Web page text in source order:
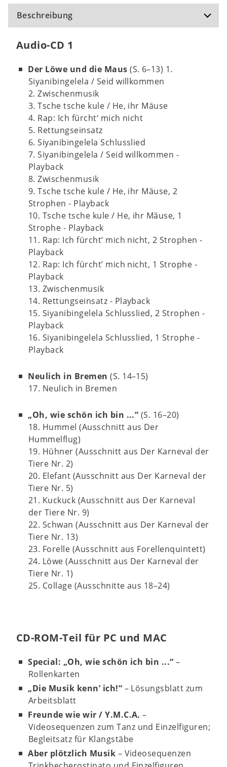
Beschreibung
Audio-CD 1
Der Löwe und die Maus (S. 6–13) 1.
Siyanibingelela / Seid willkommen
2. Zwischenmusik
3. Tsche tsche kule / He, ihr Mäuse
4. Rap: Ich fürcht‘ mich nicht
5. Rettungseinsatz
6. Siyanibingelela Schlusslied
7. Siyanibingelela / Seid willkommen -
Playback
8. Zwischenmusik
9. Tsche tsche kule / He, ihr Mäuse, 2
Strophen - Playback
10. Tsche tsche kule / He, ihr Mäuse, 1
Strophe - Playback
11. Rap: Ich fürcht‘ mich nicht, 2 Strophen -
Playback
12. Rap: Ich fürcht’ mich nicht, 1 Strophe -
Playback
13. Zwischenmusik
14. Rettungseinsatz - Playback
15. Siyanibingelela Schlusslied, 2 Strophen -
Playback
16. Siyanibingelela Schlusslied, 1 Strophe -
Playback
Neulich in Bremen (S. 14–15)
17. Neulich in Bremen
„Oh, wie schön ich bin ...“ (S. 16–20)
18. Hummel (Ausschnitt aus Der
Hummelflug)
19. Hühner (Ausschnitt aus Der Karneval der
Tiere Nr. 2)
20. Elefant (Ausschnitt aus Der Karneval der
Tiere Nr. 5)
21. Kuckuck (Ausschnitt aus Der Karneval
der Tiere Nr. 9)
22. Schwan (Ausschnitt aus Der Karneval der
Tiere Nr. 13)
23. Forelle (Ausschnitt aus Forellenquintett)
24. Löwe (Ausschnitt aus Der Karneval der
Tiere Nr. 1)
25. Collage (Ausschnitte aus 18–24)
CD-ROM-Teil für PC und MAC
Special: „Oh, wie schön ich bin ...“ –
Rollenkarten
„Die Musik kenn’ ich!“ – Lösungsblatt zum
Arbeitsblatt
Freunde wie wir / Y.M.C.A. –
Videosequenzen zum Tanz und Einzelfiguren;
Begleitsatz für Klangstäbe
Aber plötzlich Musik – Videosequenzen